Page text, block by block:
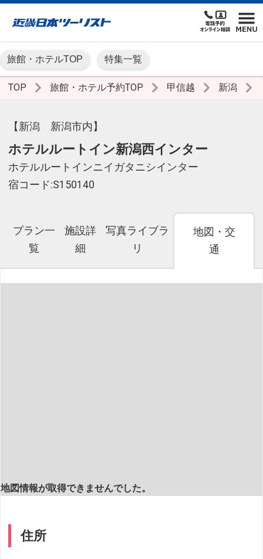
旅館・ホテルTOP 特集一覧
TOP 旅館・ホテル予約TOP 甲信越 新潟
【新潟 新潟市内】
ホテルルートイン新潟西インター
ホテルルートインニイガタニシインター
宿コード:S150140
プラン一
覧
施設詳
細
写真ライブラ
リ
地図・交
通
地図情報が取得できませんでした。
住所